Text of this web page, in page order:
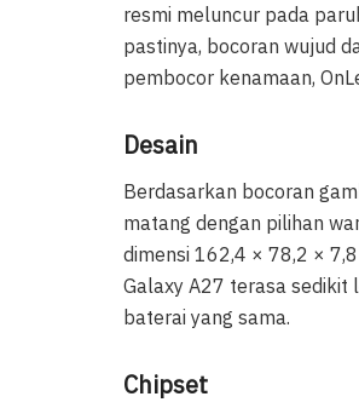
resmi meluncur pada
pastinya, bocoran wujud
pembocor kenamaan,
Desain
Berdasarkan bocoran
matang dengan pilihan
dimensi 162,4 × 78,2 ×
Galaxy A27 terasa sedikit
baterai yang sama.
Chipset